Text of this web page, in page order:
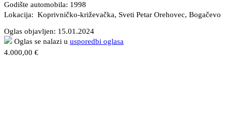
Godište automobila: 1998
Lokacija: Koprivničko-križevačka, Sveti Petar Orehovec, Bogačevo
Oglas objavljen: 15.01.2024
Oglas se nalazi u usporedbi oglasa
4.000,00 €